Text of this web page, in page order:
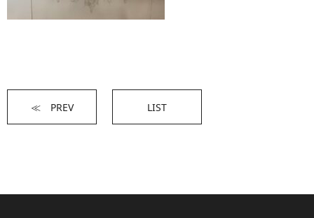
≪ PREV LIST